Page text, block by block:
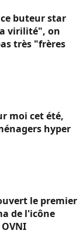
buteur star
virilité", on
très "frères
moi cet été,
hyper
le premier
de l'icône